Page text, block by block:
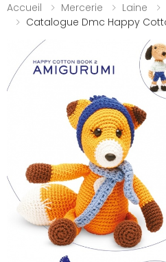
Accueil
Mercerie Laine
Catalogue Dmc Happy